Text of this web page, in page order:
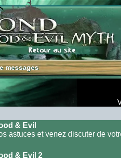
messages
messages
& Evil
astuces et venez discuter de
& Evil 2